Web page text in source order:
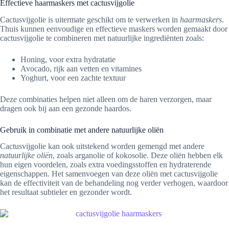
Effectieve haarmaskers met cactusvijgolie
Cactusvijgolie is uitermate geschikt om te verwerken in haarmaskers.
Thuis kunnen eenvoudige en effectieve maskers worden gemaakt door
cactusvijgolie te combineren met natuurlijke ingrediënten zoals:
Honing, voor extra hydratatie
Avocado, rijk aan vetten en vitamines
Yoghurt, voor een zachte textuur
Deze combinaties helpen niet alleen om de haren verzorgen, maar
dragen ook bij aan een gezonde haardos.
Gebruik in combinatie met andere natuurlijke oliën
Cactusvijgolie kan ook uitstekend worden gemengd met andere
natuurlijke oliën, zoals arganolie of kokosolie. Deze oliën hebben elk
hun eigen voordelen, zoals extra voedingsstoffen en hydraterende
eigenschappen. Het samenvoegen van deze oliën met cactusvijgolie
kan de effectiviteit van de behandeling nog verder verhogen, waardoor
het resultaat subtieler en gezonder wordt.